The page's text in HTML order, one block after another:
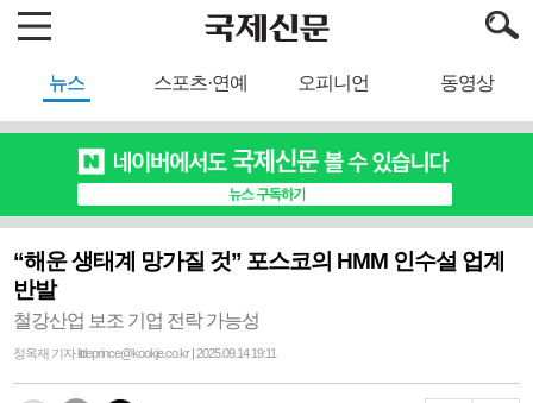
뉴스 스포츠·연예 오피니언 동영상
“해운 생태계 망가질 것” 포스코의 HMM 인수설 업계
반발
철강산업 보조 기업 전락 가능성
정옥재 기자 littleprince@kookje.co.kr | 2025.09.14 19:11